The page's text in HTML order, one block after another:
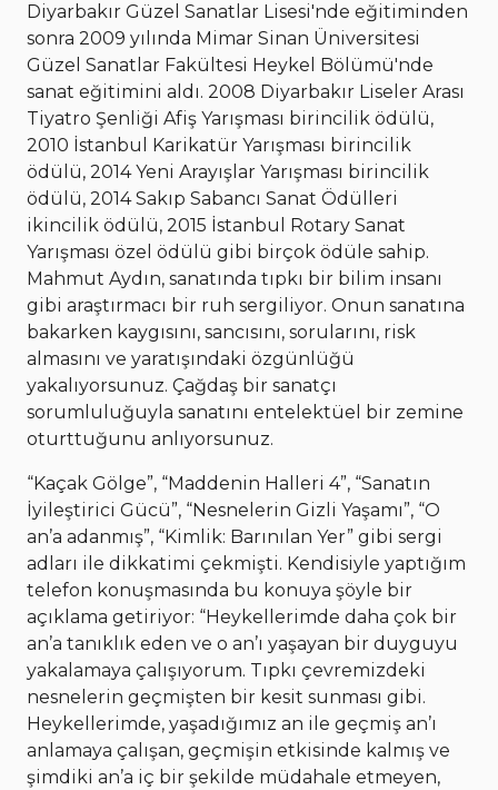
Diyarbakır Güzel Sanatlar Lisesi'nde eğitiminden
sonra 2009 yılında Mimar Sinan Üniversitesi
Güzel Sanatlar Fakültesi Heykel Bölümü'nde
sanat eğitimini aldı. 2008 Diyarbakır Liseler Arası
Tiyatro Şenliği Afiş Yarışması birincilik ödülü,
2010 İstanbul Karikatür Yarışması birincilik
ödülü, 2014 Yeni Arayışlar Yarışması birincilik
ödülü, 2014 Sakıp Sabancı Sanat Ödülleri
ikincilik ödülü, 2015 İstanbul Rotary Sanat
Yarışması özel ödülü gibi birçok ödüle sahip.
Mahmut Aydın, sanatında tıpkı bir bilim insanı
gibi araştırmacı bir ruh sergiliyor. Onun sanatına
bakarken kaygısını, sancısını, sorularını, risk
almasını ve yaratışındaki özgünlüğü
yakalıyorsunuz. Çağdaş bir sanatçı
sorumluluğuyla sanatını entelektüel bir zemine
oturttuğunu anlıyorsunuz.
“Kaçak Gölge”, “Maddenin Halleri 4”, “Sanatın
İyileştirici Gücü”, “Nesnelerin Gizli Yaşamı”, “O
an’a adanmış”, “Kimlik: Barınılan Yer” gibi sergi
adları ile dikkatimi çekmişti. Kendisiyle yaptığım
telefon konuşmasında bu konuya şöyle bir
açıklama getiriyor: “Heykellerimde daha çok bir
an’a tanıklık eden ve o an’ı yaşayan bir duyguyu
yakalamaya çalışıyorum. Tıpkı çevremizdeki
nesnelerin geçmişten bir kesit sunması gibi.
Heykellerimde, yaşadığımız an ile geçmiş an’ı
anlamaya çalışan, geçmişin etkisinde kalmış ve
şimdiki an’a iç bir şekilde müdahale etmeyen,